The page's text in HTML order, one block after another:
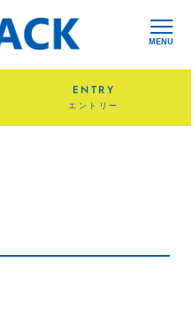
MENU
ENTRY
エントリー